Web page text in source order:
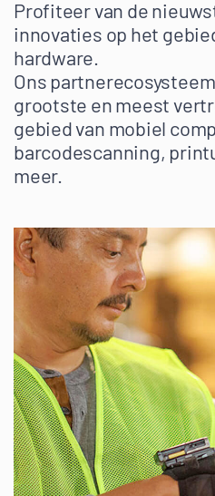
Profiteer van de
innovaties op het
hardware.
Ons
grootste en meest
gebied van mobiel
barcodescanning,
meer.